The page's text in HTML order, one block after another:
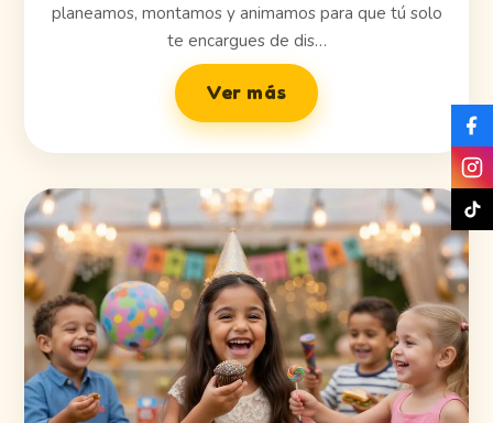
planeamos, montamos y animamos para que tú solo
te encargues de dis…
Ver más